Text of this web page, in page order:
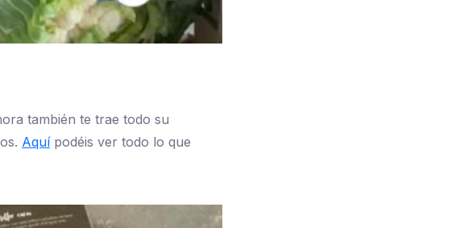
también te trae todo su
Aquípodéis ver todo lo que